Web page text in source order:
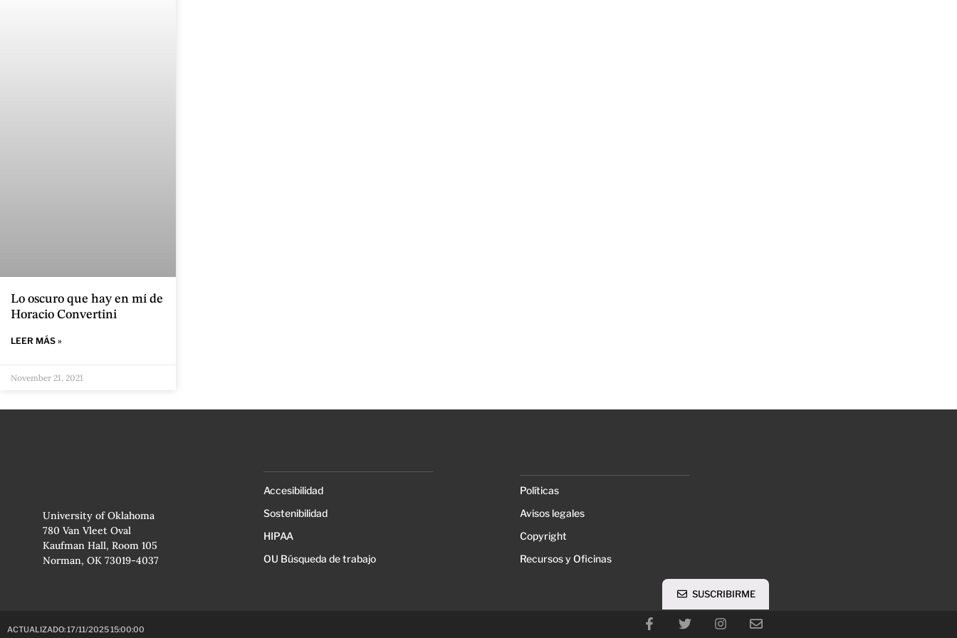
Lo oscuro que hay en mí de
Horacio Convertini
LEER MÁS »
November 21, 2021
University of Oklahoma
780 Van Vleet Oval
Kaufman Hall, Room 105
Norman, OK 73019-4037
Accesibilidad
Sostenibilidad
HIPAA
OU Búsqueda de trabajo
Políticas
Avisos legales
Copyright
Recursos y Oficinas
ACTUALIZADO: 17/11/2025 15:00:00
SUSCRIBIRME